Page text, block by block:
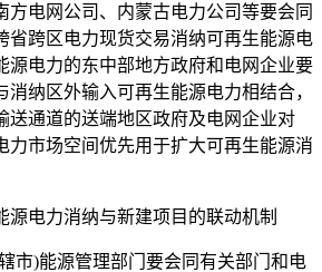
方电网公司、内蒙古电力公司等要会同
省跨区电力现货交易消纳可再生能源电
源电力的东中部地方政府和电网企业要
纳区外输入可再生能源电力相结合，
送通道的送端地区政府及电网企业对
力市场空间优先用于扩大可再生能源消
电力消纳与新建项目的联动机制
)能源管理部门要会同有关部门和电